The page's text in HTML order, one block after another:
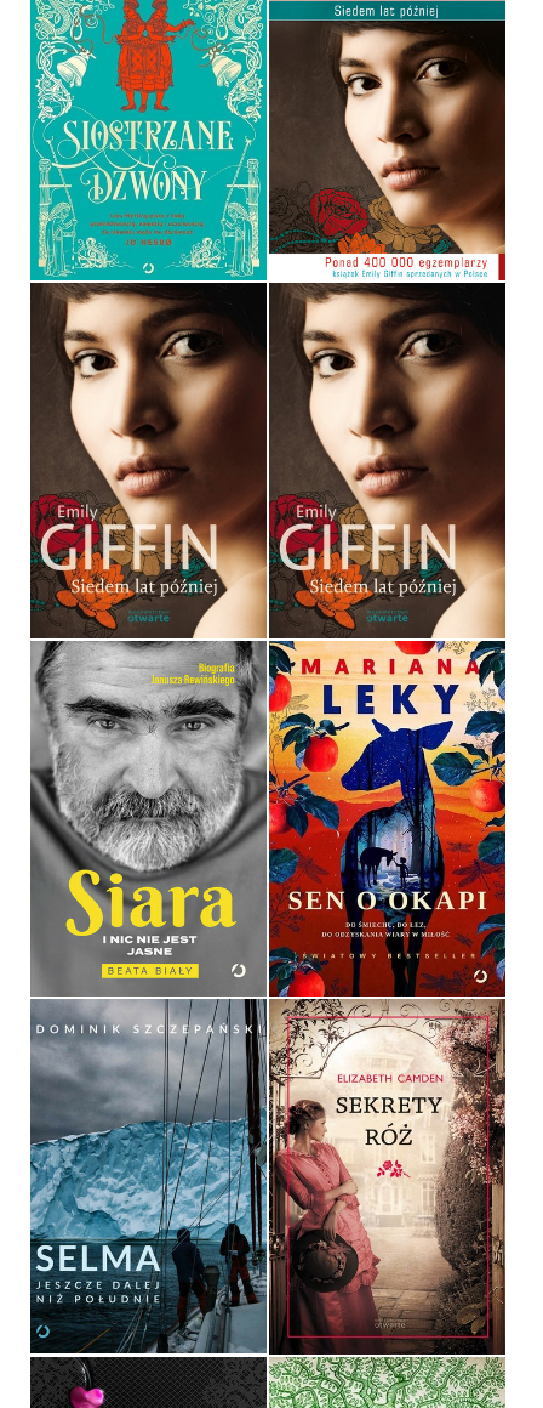
SIOSTRZANE DZWONY
LARS MYTTING
OPRAWA TWARDA
54,99 ZŁ
SIEDEM LAT PÓŹNIEJ
EMILY GIFFIN
POCKET
14,90 ZŁ
SIEDEM LAT PÓŹNIEJ
EMILY GIFFIN
OPRAWA MIĘKKA
32,90 ZŁ
SIEDEM LAT PÓŹNIEJ
EMILY GIFFIN
OPRAWA TWARDA
36,90 ZŁ
SIARA. I NIC NIE JEST
JASNE
BEATA BIAŁY
OPRAWA TWARDA
59,99 ZŁ
SEN O OKAPI
MARIANA LEKY
OPRAWA TWARDA
44,99 ZŁ
SELMA. JESZCZE DALEJ
NIŻ POŁUDNIE
DOMINIK SZCZEPAŃSKI
OPRAWA MIĘKKA
79,99 ZŁ
SEKRETY RÓŻ
ELIZABETH CAMDEN
OPRAWA MIĘKKA
34,90 ZŁ